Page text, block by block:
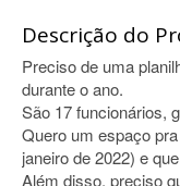
Descrição do
Preciso de uma
durante o ano.
São 17 funcionários,
Quero um espaço
janeiro de 2022) e
Além disso, preciso